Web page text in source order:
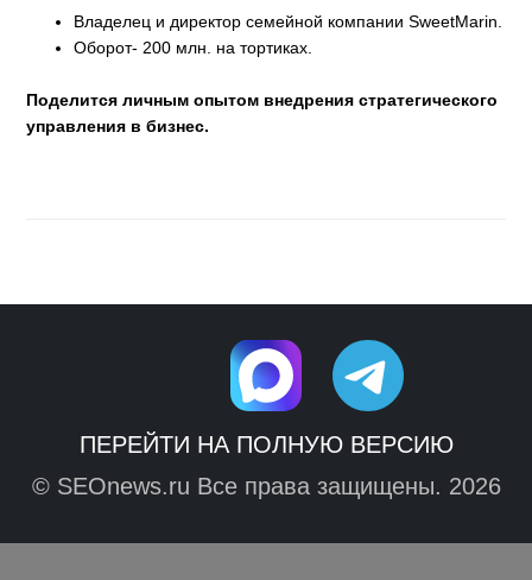
Владелец и директор семейной компании SweetMarin.
Оборот- 200 млн. на тортиках.
Поделится личным опытом внедрения стратегического
управления в бизнес.
ПЕРЕЙТИ НА ПОЛНУЮ ВЕРСИЮ
© SEOnews.ru Все права защищены. 2026